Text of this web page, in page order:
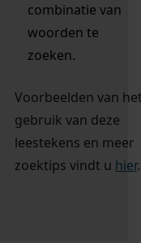
combinatie van
woorden te
zoeken.
Voorbeelden van
gebruik van deze
leestekens en meer
zoektips vindt u hier.